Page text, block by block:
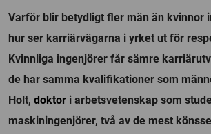
Varför blir betydligt fler män än kvinnor
hur ser karriärvägarna i yrket ut för
Kvinnliga ingenjörer får sämre
de har samma kvalifikationer som
Holt, doktor i arbetsvetenskap som
maskiningenjörer, två av de mest